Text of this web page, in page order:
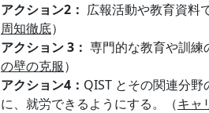
アクション2： 広報活動や教育資料
周知徹底）
アクション 3： 専門的な教育や訓練
の壁の克服）
アクション4： QIST とその関連分
に、就労できるようにする。（キャ